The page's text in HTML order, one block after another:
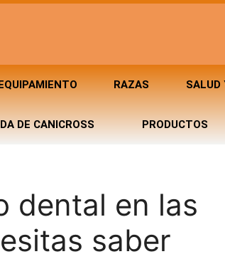
RAZAS SALUD
DE CANICROSS PRODUCTOS
dental en las
saber